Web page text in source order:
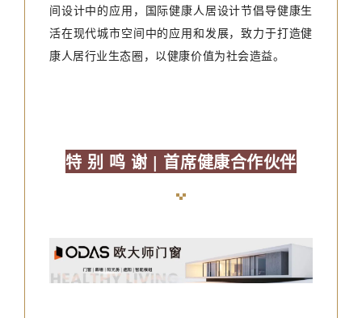
间设计中的应用，国际健康人居设计节倡导健康生
活在现代城市空间中的应用和发展，致力于打造健
康人居行业生态圈，以健康价值为社会造益。
特 别 鸣 谢 | 首席健康合作伙伴